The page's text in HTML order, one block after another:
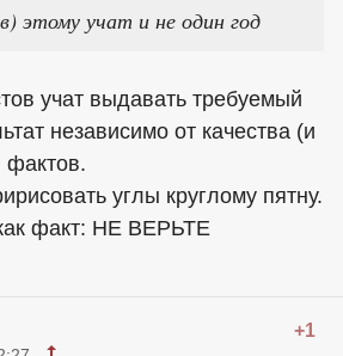
этому учат и не один год
учат выдавать требуемый
независимо от качества (и
фактов.
углы круглому пятну.
факт: НЕ ВЕРЬТЕ
+1